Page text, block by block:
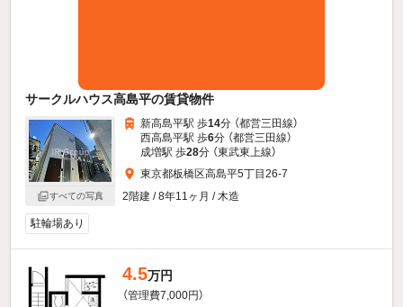
サークルハウス高島平の賃貸物件
すべての写真
新高島平駅 歩14分 （都営三田線）
西高島平駅 歩6分 （都営三田線）
成増駅 歩28分 （東武東上線）
東京都板橋区高島平5丁目26-7
2階建 / 8年11ヶ月 / 木造
駐輪場あり
4.5万円
（管理費7,000円）